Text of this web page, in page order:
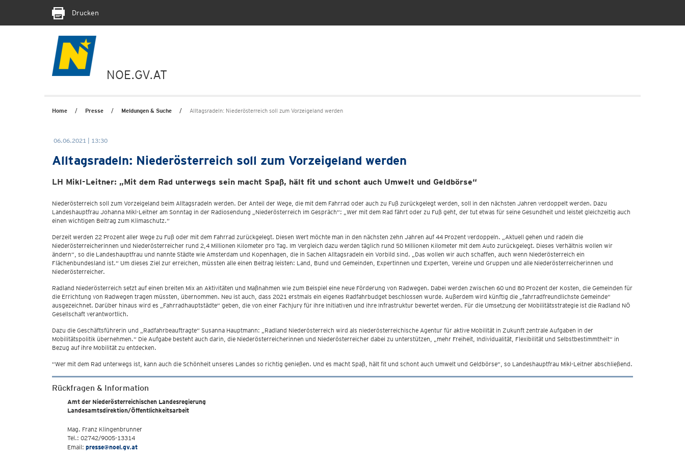
Drucken
NOE.GV.AT
Home Presse Meldungen & Suche Alltagsradeln: Niederösterreich soll zum Vorzeigeland werden
06.06.2021 | 13:30
Alltagsradeln: Niederösterreich soll zum Vorzeigeland werden
LH Mikl-Leitner: „Mit dem Rad unterwegs sein macht Spaß, hält fit und schont auch Umwelt und Geldbörse“
Niederösterreich soll zum Vorzeigeland beim Alltagsradeln werden. Der Anteil der Wege, die mit dem Fahrrad oder auch zu Fuß zurückgelegt werden, soll in den nächsten Jahren verdoppelt werden. Dazu
Landeshauptfrau Johanna Mikl-Leitner am Sonntag in der Radiosendung „Niederösterreich im Gespräch“: „Wer mit dem Rad fährt oder zu Fuß geht, der tut etwas für seine Gesundheit und leistet gleichzeitig auch
einen wichtigen Beitrag zum Klimaschutz.“
Derzeit werden 22 Prozent aller Wege zu Fuß oder mit dem Fahrrad zurückgelegt. Diesen Wert möchte man in den nächsten zehn Jahren auf 44 Prozent verdoppeln. „Aktuell gehen und radeln die
Niederösterreicherinnen und Niederösterreicher rund 2,4 Millionen Kilometer pro Tag. Im Vergleich dazu werden täglich rund 50 Millionen Kilometer mit dem Auto zurückgelegt. Dieses Verhältnis wollen wir
ändern“, so die Landeshauptfrau und nannte Städte wie Amsterdam und Kopenhagen, die in Sachen Alltagsradeln ein Vorbild sind. „Das wollen wir auch schaffen, auch wenn Niederösterreich ein
Flächenbundesland ist.“ Um dieses Ziel zur erreichen, müssten alle einen Beitrag leisten: Land, Bund und Gemeinden, Expertinnen und Experten, Vereine und Gruppen und alle Niederösterreicherinnen und
Niederösterreicher.
Radland Niederösterreich setzt auf einen breiten Mix an Aktivitäten und Maßnahmen wie zum Beispiel eine neue Förderung von Radwegen. Dabei werden zwischen 60 und 80 Prozent der Kosten, die Gemeinden für
die Errichtung von Radwegen tragen müssten, übernommen. Neu ist auch, dass 2021 erstmals ein eigenes Radfahrbudget beschlossen wurde. Außerdem wird künftig die „fahrradfreundlichste Gemeinde“
ausgezeichnet. Darüber hinaus wird es „Fahrradhauptstädte“ geben, die von einer Fachjury für ihre Initiativen und ihre Infrastruktur bewertet werden. Für die Umsetzung der Mobilitätsstrategie ist die Radland NÖ
Gesellschaft verantwortlich.
Dazu die Geschäftsführerin und „Radfahrbeauftragte“ Susanna Hauptmann: „Radland Niederösterreich wird als niederösterreichische Agentur für aktive Mobilität in Zukunft zentrale Aufgaben in der
Mobilitätspolitik übernehmen.“ Die Aufgabe besteht auch darin, die Niederösterreicherinnen und Niederösterreicher dabei zu unterstützen, „mehr Freiheit, Individualität, Flexibilität und Selbstbestimmtheit“ in
Bezug auf ihre Mobilität zu entdecken.
“Wer mit dem Rad unterwegs ist, kann auch die Schönheit unseres Landes so richtig genießen. Und es macht Spaß, hält fit und schont auch Umwelt und Geldbörse“, so Landeshauptfrau Mikl-Leitner abschließend.
Rückfragen & Information
Amt der Niederösterreichischen Landesregierung
Landesamtsdirektion/Öffentlichkeitsarbeit
Mag. Franz Klingenbrunner
Tel.: 02742/9005-13314
Email: presse@noel.gv.at